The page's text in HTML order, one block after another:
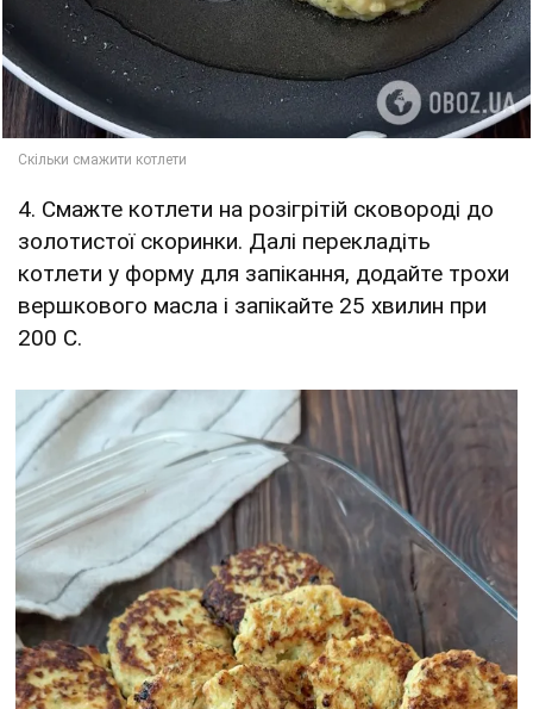
4. Смажте котлети на розігрітій сковороді до
золотистої скоринки. Далі перекладіть
котлети у форму для запікання, додайте трохи
вершкового масла і запікайте 25 хвилин при
200 С.